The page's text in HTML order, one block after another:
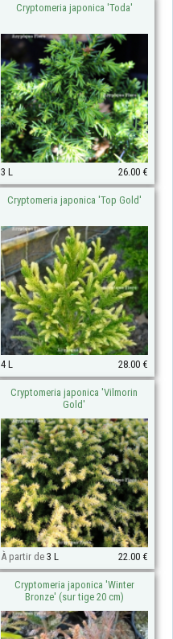
Cryptomeria japonica 'Toda'
3 L 26.00 €
Cryptomeria japonica 'Top Gold'
4 L 28.00 €
Cryptomeria japonica 'Vilmorin
Gold'
À partir de3 L 22.00 €
Cryptomeria japonica 'Winter
Bronze' (sur tige 20 cm)